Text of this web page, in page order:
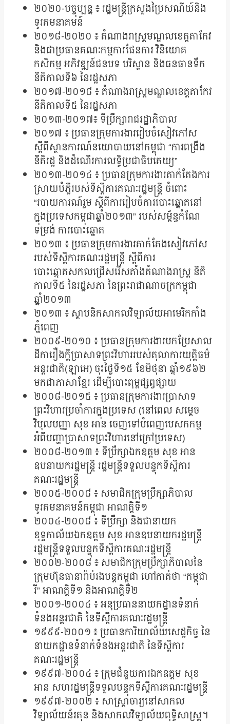
២០២០-បច្ចុប្បន្ន ៖ រដ្ឋមន្រ្តី​ក្រសួងប្រៃសណីយ៍និង
ទូរគមនាគមន៍
២០១៨-២០២០ ៖ តំណាងរាស្រ្តមណ្ឌលខេត្តតាកែវ
និងជាប្រធានគណៈកម្មការផែនការ វិនិយោគ
កសិកម្ម អភិវឌ្ឍន៍ជនបទ បរិស្ថាន និងធនធានទឹក
នីតិកាលទី៦ នៃរដ្ឋសភា
២០១៧-២០១៨ ៖ តំណាងរាស្រ្តមណ្ឌលខេត្តតាកែវ
នីតិកាលទី៥ នៃរដ្ឋសភា
២០១៣-២០១៧ ៖ ទីប្រឹក្សារាជរដ្ឋាភិបាល
២០១៧ ៖ ប្រធានក្រុមការងាររៀបចំសៀវភៅស
ស្ដីពីស្ថានការណ៍នយោបាយនៅកម្ពុជា “ការពង្រឹង
នីតិរដ្ឋ និងដំណើរការលទ្ធិប្រជាធិបតេយ្យ”
២០១៣-២០១៤ ៖ ប្រធានក្រុមការងារតាក់តែងការ
ស្រាយបំភ្លឺរបស់ទីស្ដីការគណៈរដ្ឋមន្រ្តី ចំពោះ
“របាយការណ៍រួម ស្ដីពីការរៀបចំការបោះឆ្នោតនៅ
ក្នុងប្រទេសកម្ពុជាឆ្នាំ២០១៣” របស់សម្ព័ន្ធកំណែ
ទម្រង់ ការបោះឆ្នោត
២០១៣ ៖ ប្រធានក្រុមការងារតាក់តែងសៀវភៅស
របស់ទីស្ដីការគណៈរដ្ឋមន្រ្តី ស្ដីពីការ
បោះឆ្នោតសកលជ្រើសរើសតាំងតំណាងរាស្រ្ត នីតិ
កាលទី៥ នៃរដ្ឋសភា នៃព្រះរាជាណាចក្រកម្ពុជា
ឆ្នាំ២០១៣
២០១៣ ៖ ស្ថាបនិកសាកលវិទ្យាល័យអាមេរិកកាំង
ភ្នំពេញ
២០០៩-២០១០ ៖ ប្រធានក្រុមការងារបកប្រែសាល
ដីការឿងក្ដីប្រាសាទព្រះវិហាររបស់តុលាការយុត្តិធម៌
អន្តរជាតិ(ឡាអេ) ចុះថ្ងៃទី១៥ ខែមិថុនា ឆ្នាំ១៩៦២
មកជាភាសាខ្មែរ ដើម្បីបោះពុម្ពផ្សព្វផ្សាយ
២០០៨-២០១៥ ៖ ប្រធានក្រុមការងារប្រាសាទ
ព្រះវិហារប្រចាំការក្នុងប្រទេស (នៅពេល សម្តេច
វិបុលបញ្ញា សុខ អាន ចេញទៅបំពេញបេសកកម្ម
អំពីបញ្ហាប្រាសាទព្រះវិហារនៅក្រៅប្រទេស)
២០០៨-២០១៣ ៖ ទីប្រឹក្សាឯកឧត្ដម សុខ អាន
ឧបនាយករដ្ឋមន្រ្តី រដ្ឋមន្រ្តីទទួលបន្ទុកទីស្ដីការ
គណៈរដ្ឋមន្រ្តី
២០០៥-២០០៨ ៖ សមាជិកក្រុមប្រឹក្សាភិបាល
ទូរគមនាគមន៍កម្ពុជា អាណត្តិទី១
២០០៤-២០០៨ ៖ ទីប្រឹក្សា និងជានាយក
ខុទ្ទកាល័យឯកឧត្ដម សុខ អានឧបនាយករដ្ឋមន្រ្តី
រដ្ឋមន្រ្តីទទួលបន្ទុកទីស្ដីការគណៈរដ្ឋមន្រ្តី
២០០២-២០០៨ ៖ សមាជិកក្រុមប្រឹក្សាភិបាលនៃ
ក្រុមហ៊ុនធានារ៉ាប់រងបន្តកម្ពុជា ហៅកាត់ថា “កម្ពុជា
រី” អាណត្តិទី១ និងអាណត្តិទី២
២០០១-២០០៤ ៖ អនុប្រធាននាយកដ្ឋានទំនាក់
ទំនងអន្តរជាតិ នៃទីស្ដីការគណៈរដ្ឋមន្រ្តី
១៩៩៩-២០០១ ៖ ប្រធានការិយាល័យសេដ្ឋកិច្ច នៃ
នាយកដ្ឋានទំនាក់ទំនងអន្តរជាតិ នៃទីស្ដីការ
គណៈរដ្ឋមន្រ្តី
១៩៩៧-២០០៤ ៖ ក្រុមជំនួយការឯកឧត្ដម សុខ
អាន សហរដ្ឋមន្រ្តីទទួលបន្ទុកទីស្ដីការគណៈរដ្ឋមន្រ្តី
១៩៩៧-២០០២ ៖ សាស្រ្តាចារ្យនៅសាកល
វិទ្យាល័យន័រតុន និងសាកលវិទ្យាល័យពុទ្ធិសាស្រ្ត។